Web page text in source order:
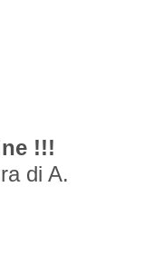
!!!
di A.